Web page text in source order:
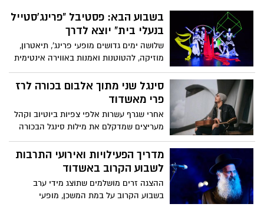
באשר הוא יש את הזכות להתאהב ולחיות
לצד מי שבא לו".
בשבוע הבא: פסטיבל "פרינג'סטייל
בנעלי בית" יוצא לדרך
שלושה ימים גדושים מופעי פרינג', תיאטרון,
מוזיקה, להטוטנות ואמנות באווירה אינטימית
בבתי תושבים, במרחב הציבורי, בברים
ובמיקומים מפתיעים: פסטיבל "פרינג'סטייל
בנעלי בית" יוצא לדרך בחנוכה הקרוב
מה בתפריט?
סינגל שני מתוך אלבום בכורה לרז
פרי מאשדוד
אחרי שגרף עשרות אלפי צפיות ביוטיוב וקהל
מעריצים שמדקלם את מילות סינגל הבכורה
שלו, רז פרי (22) מאשדוד משחרר את הסינגל
השני מתוך אלבום הבכורה. לשיר קוראים "יום
אפור" והוא מציג סיפור על זוג צעיר שחווה
משברים בטיול הגדול של אחרי צבא - האזנה
נעימה
מדריך הפעילויות ואירועי התרבות
לשבוע הקרוב באשדוד
ההצגה זרים מושלמים שתוצג מידי ערב
בשבוע הקרוב על במת המשכן, מופעי